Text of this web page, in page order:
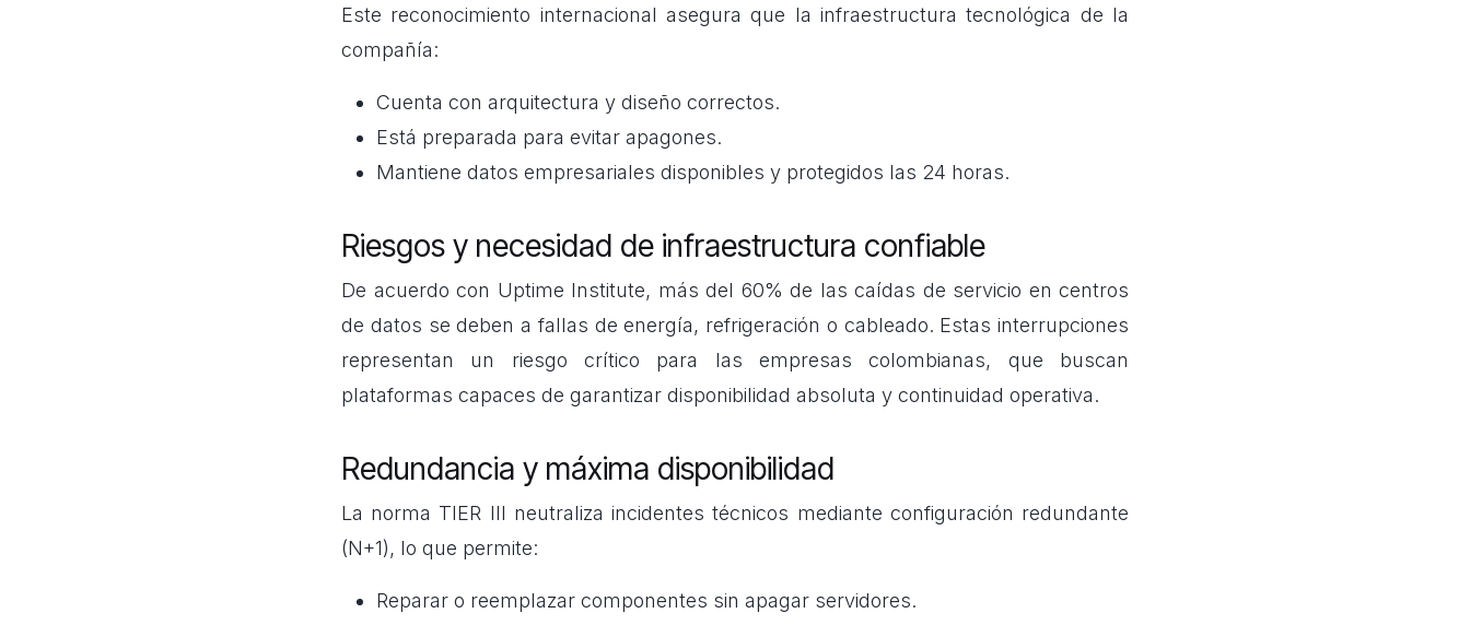
Este reconocimiento internacional asegura que la infraestructura tecnológica de la
compañía:
Cuenta con arquitectura y diseño correctos.
Está preparada para evitar apagones.
Mantiene datos empresariales disponibles y protegidos las 24 horas.
Riesgos y necesidad de infraestructura confiable
De acuerdo con Uptime Institute, más del 60% de las caídas de servicio en centros
de datos se deben a fallas de energía, refrigeración o cableado. Estas interrupciones
representan un riesgo crítico para las empresas colombianas, que buscan
plataformas capaces de garantizar disponibilidad absoluta y continuidad operativa.
Redundancia y máxima disponibilidad
La norma TIER III neutraliza incidentes técnicos mediante configuración redundante
(N+1), lo que permite:
Reparar o reemplazar componentes sin apagar servidores.